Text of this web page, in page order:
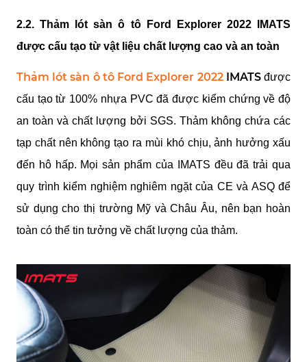
2.2. Thảm lót sàn ô tô Ford Explorer 2022 IMATS
được cấu tạo từ vật liệu chất lượng cao và an toàn
Thảm lót sàn ô tô Ford Explorer 2022 IMATS được
cấu tạo từ 100% nhựa PVC đã được kiểm chứng về độ
an toàn và chất lượng bởi SGS. Thảm không chứa các
tạp chất nên không tạo ra mùi khó chịu, ảnh hưởng xấu
đến hô hấp. Mọi sản phẩm của IMATS đều đã trải qua
quy trình kiểm nghiệm nghiêm ngặt của CE và ASQ để
sử dụng cho thị trường Mỹ và Châu Âu, nên bạn hoàn
toàn có thể tin tưởng về chất lượng của thảm.